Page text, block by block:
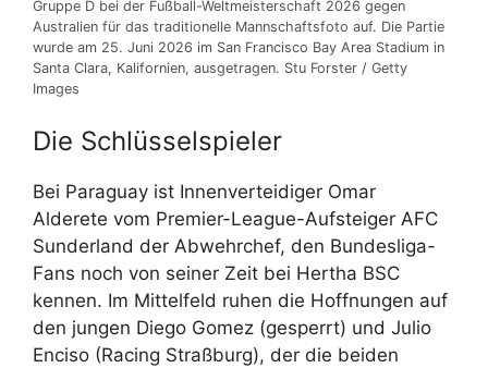
Gruppe D bei der Fußball-Weltmeisterschaft 2026 gegen
Australien für das traditionelle Mannschaftsfoto auf. Die Partie
wurde am 25. Juni 2026 im San Francisco Bay Area Stadium in
Santa Clara, Kalifornien, ausgetragen. Stu Forster / Getty
Images
Die Schlüsselspieler
Bei Paraguay ist Innenverteidiger Omar
Alderete vom Premier-League-Aufsteiger AFC
Sunderland der Abwehrchef, den Bundesliga-
Fans noch von seiner Zeit bei Hertha BSC
kennen. Im Mittelfeld ruhen die Hoffnungen auf
den jungen Diego Gomez (gesperrt) und Julio
Enciso (Racing Straßburg), der die beiden